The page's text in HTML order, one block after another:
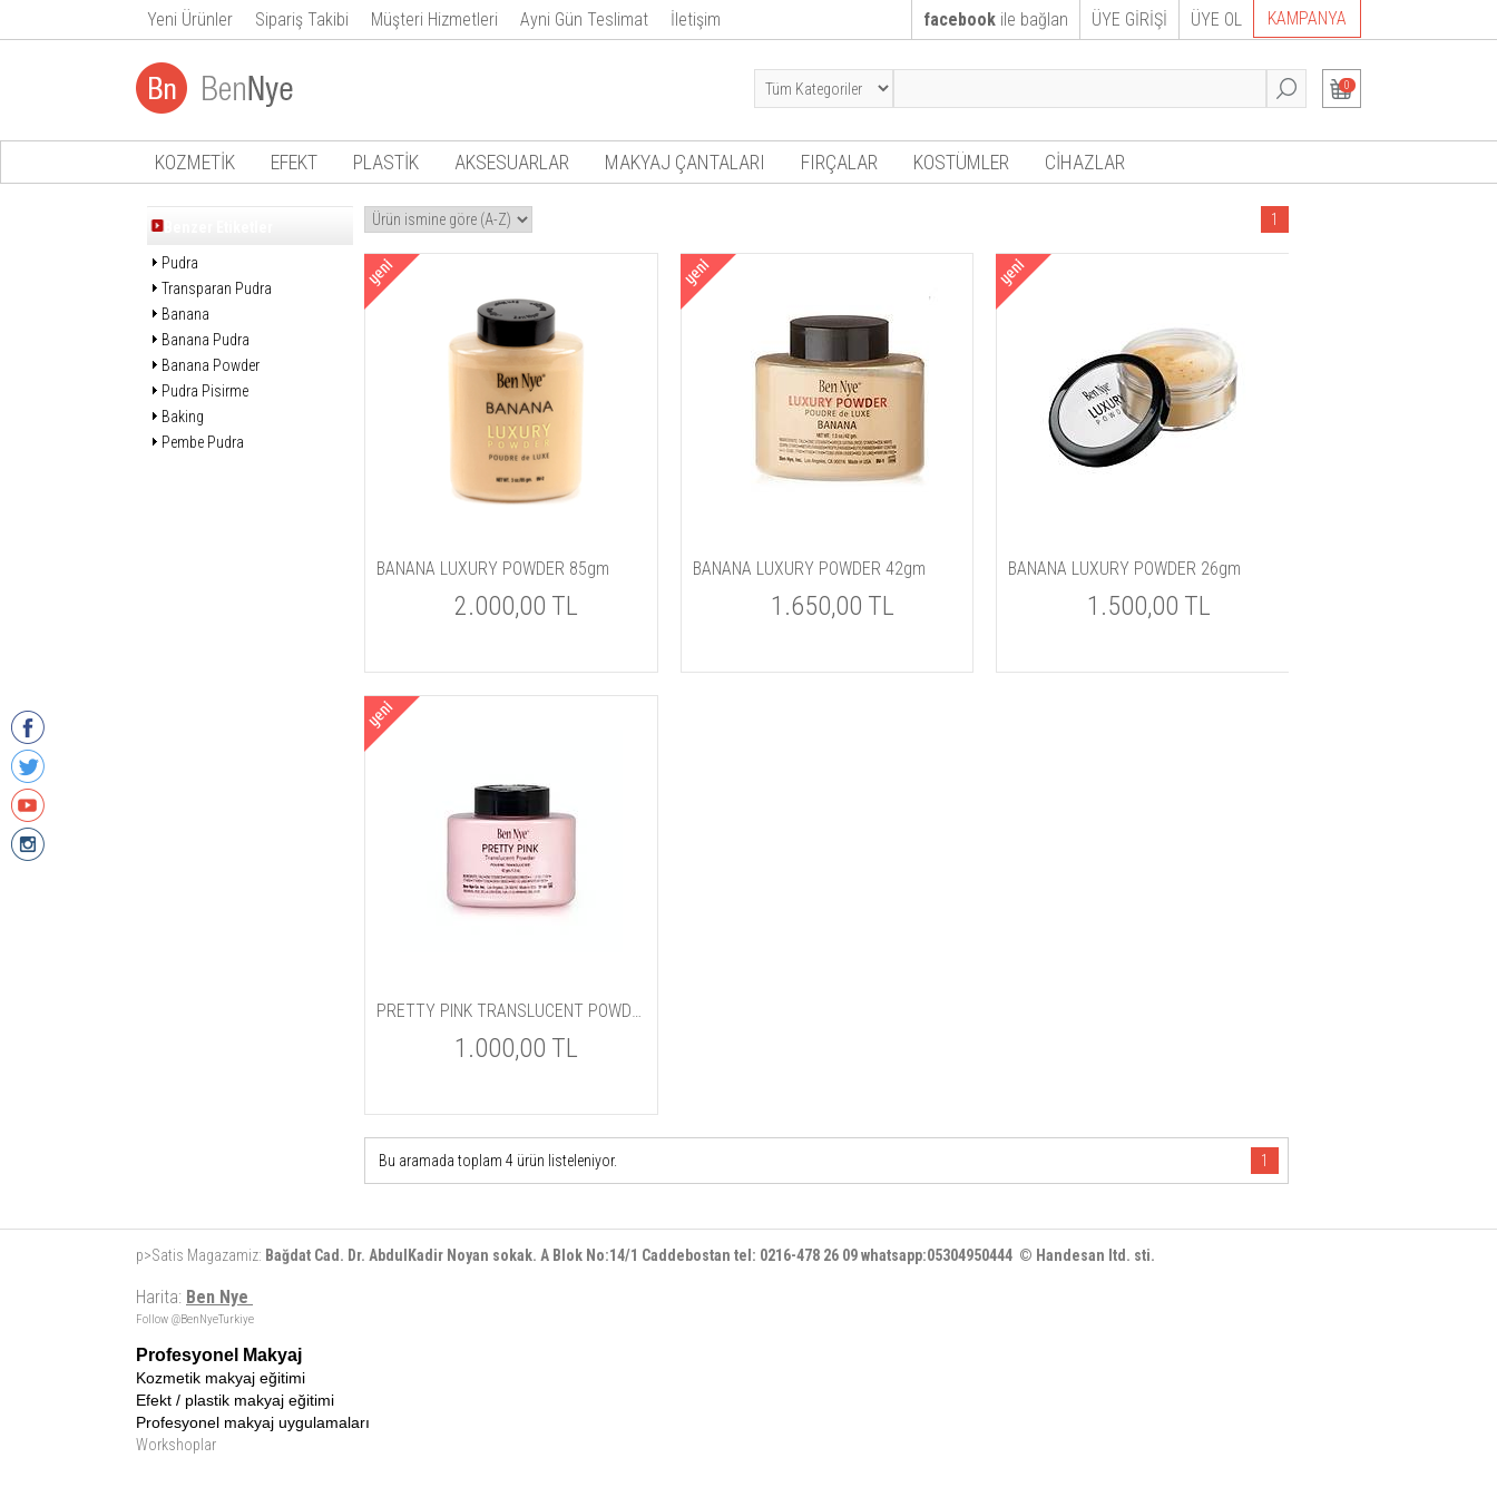
Yeni Ürünler Sipariş Takibi Müşteri Hizmetleri Ayni Gün Teslimat İletişim KAMPANYA
facebook ile bağlan ÜYE GİRİŞİ ÜYE OL
0
KOZMETİK EFEKT PLASTİK AKSESUARLAR MAKYAJ ÇANTALARI FIRÇALAR KOSTÜMLER CİHAZLAR
Pudra
Transparan Pudra
Banana
Banana Pudra
Banana Powder
Pudra Pisirme
Baking
Pembe Pudra
1
BANANA LUXURY POWDER 85gm
2.000,00 TL
BANANA LUXURY POWDER 42gm
1.650,00 TL
BANANA LUXURY POWDER 26gm
1.500,00 TL
PRETTY PINK TRANSLUCENT POWDER 42gm
1.000,00 TL
Bu aramada toplam 4 ürün listeleniyor. 1
p>Satis Magazamiz: Bağdat Cad. Dr. AbdulKadir Noyan sokak. A Blok No:14/1 Caddebostan tel: 0216-478 26 09 whatsapp:05304950444 © Handesan ltd. sti.
Harita: Ben Nye
Follow @BenNyeTurkiye
Profesyonel Makyaj
Kozmetik makyaj eğitimi
Efekt / plastik makyaj eğitimi
Profesyonel makyaj uygulamaları
Workshoplar